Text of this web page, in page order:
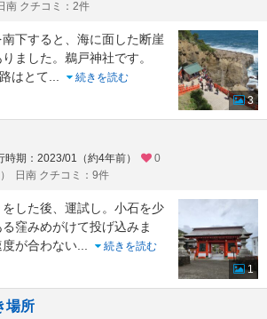
南 クチコミ：2件
下すると、海に面した断崖
ました。鵜戸神社です。
はとて
続きを読む
3
時期：2023/01（約4年前）
0
日南 クチコミ：9件
した後、運試し。小石を少
窪みめがけて投げ込みま
が合わない
続きを読む
1
場所